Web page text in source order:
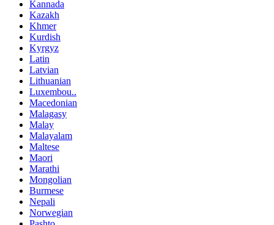
Kannada
Kazakh
Khmer
Kurdish
Kyrgyz
Latin
Latvian
Lithuanian
Luxembou..
Macedonian
Malagasy
Malay
Malayalam
Maltese
Maori
Marathi
Mongolian
Burmese
Nepali
Norwegian